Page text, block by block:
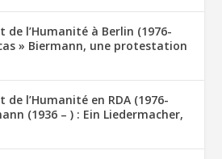
de l’Humanité à Berlin (1976-
» Biermann, une protestation
l’Humanité en RDA (1976-
(1936 – ) : Ein Liedermacher,